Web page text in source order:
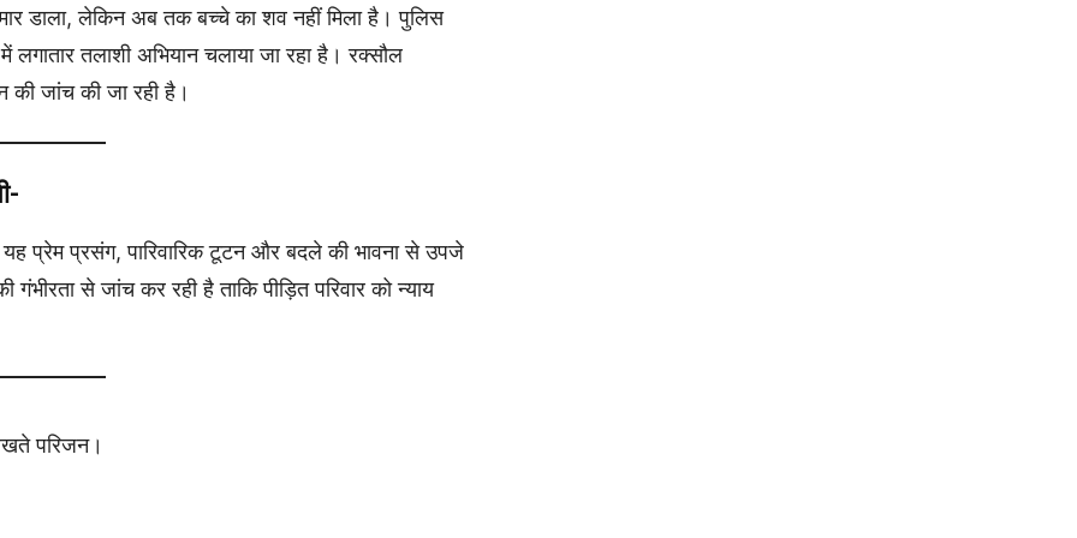
डाला, लेकिन अब तक बच्चे का शव नहीं मिला है। पुलिस
तलाशी अभियान चलाया जा रहा है। रक्सौल
की जांच की जा रही है।
प्रेम प्रसंग, पारिवारिक टूटन और बदले की भावना से उपजे
से जांच कर रही है ताकि पीड़ित परिवार को न्याय
परिजन।